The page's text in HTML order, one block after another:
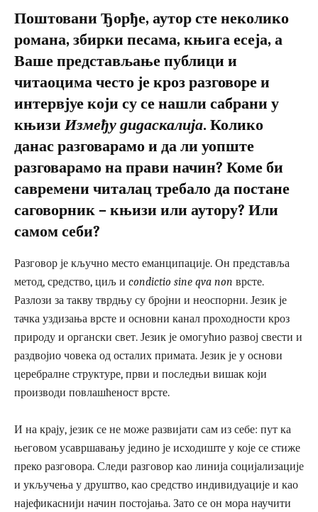
Поштовани Ђорђе, аутор сте неколико
романа, збирки песама, књига есеја, а
Ваше представљање публици и
читаоцима често је кроз разговоре и
интервјуе који су се нашли сабрани у
књизи Између дидаскалија. Колико
данас разговарамо и да ли уопште
разговарамо на прави начин? Коме би
савремени читалац требало да постане
саговорник – књизи или аутору? Или
самом себи?
Разговор је кључно место еманципације. Он представља
метод, средство, циљ и condictio sine qva non врсте.
Разлози за такву тврдњу су бројни и неоспорни. Језик је
тачка уздизања врсте и основни канал проходности кроз
природу и органски свет. Језик је омогућио развој свести и
раздвојио човека од осталих примата. Језик је у основи
церебралне структуре, први и последњи вишак који
производи повлашћеност врсте.
И на крају, језик се не може развијати сам из себе: пут ка
његовом усавршавању једино је исходиште у које се стиже
преко разговора. Следи разговор као линија социјализације
и укључења у друштво, као средство индивидуације и као
најефикаснији начин постојања. Зато се он мора научити